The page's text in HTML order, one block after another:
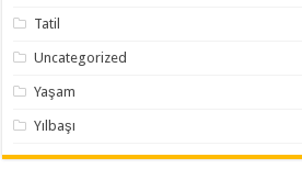
Tatil
Uncategorized
Yaşam
Yılbaşı